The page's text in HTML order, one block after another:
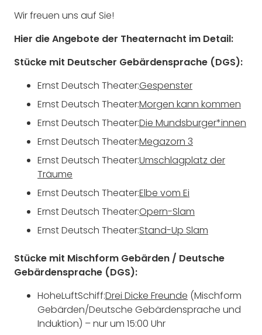
Wir freuen uns auf Sie!
Hier die Angebote der Theaternacht im Detail:
Stücke mit Deutscher Gebärdensprache (DGS):
Ernst Deutsch Theater:Gespenster
Ernst Deutsch Theater:Morgen kann kommen
Ernst Deutsch Theater:Die Mundsburger*innen
Ernst Deutsch Theater:Megazorn 3
Ernst Deutsch Theater:Umschlagplatz der
Träume
Ernst Deutsch Theater:Elbe vom Ei
Ernst Deutsch Theater:Opern-Slam
Ernst Deutsch Theater:Stand-Up Slam
Stücke mit Mischform Gebärden / Deutsche
Gebärdensprache (DGS):
HoheLuftSchiff:Drei Dicke Freunde (Mischform
Gebärden/Deutsche Gebärdensprache und
Induktion) – nur um 15:00 Uhr